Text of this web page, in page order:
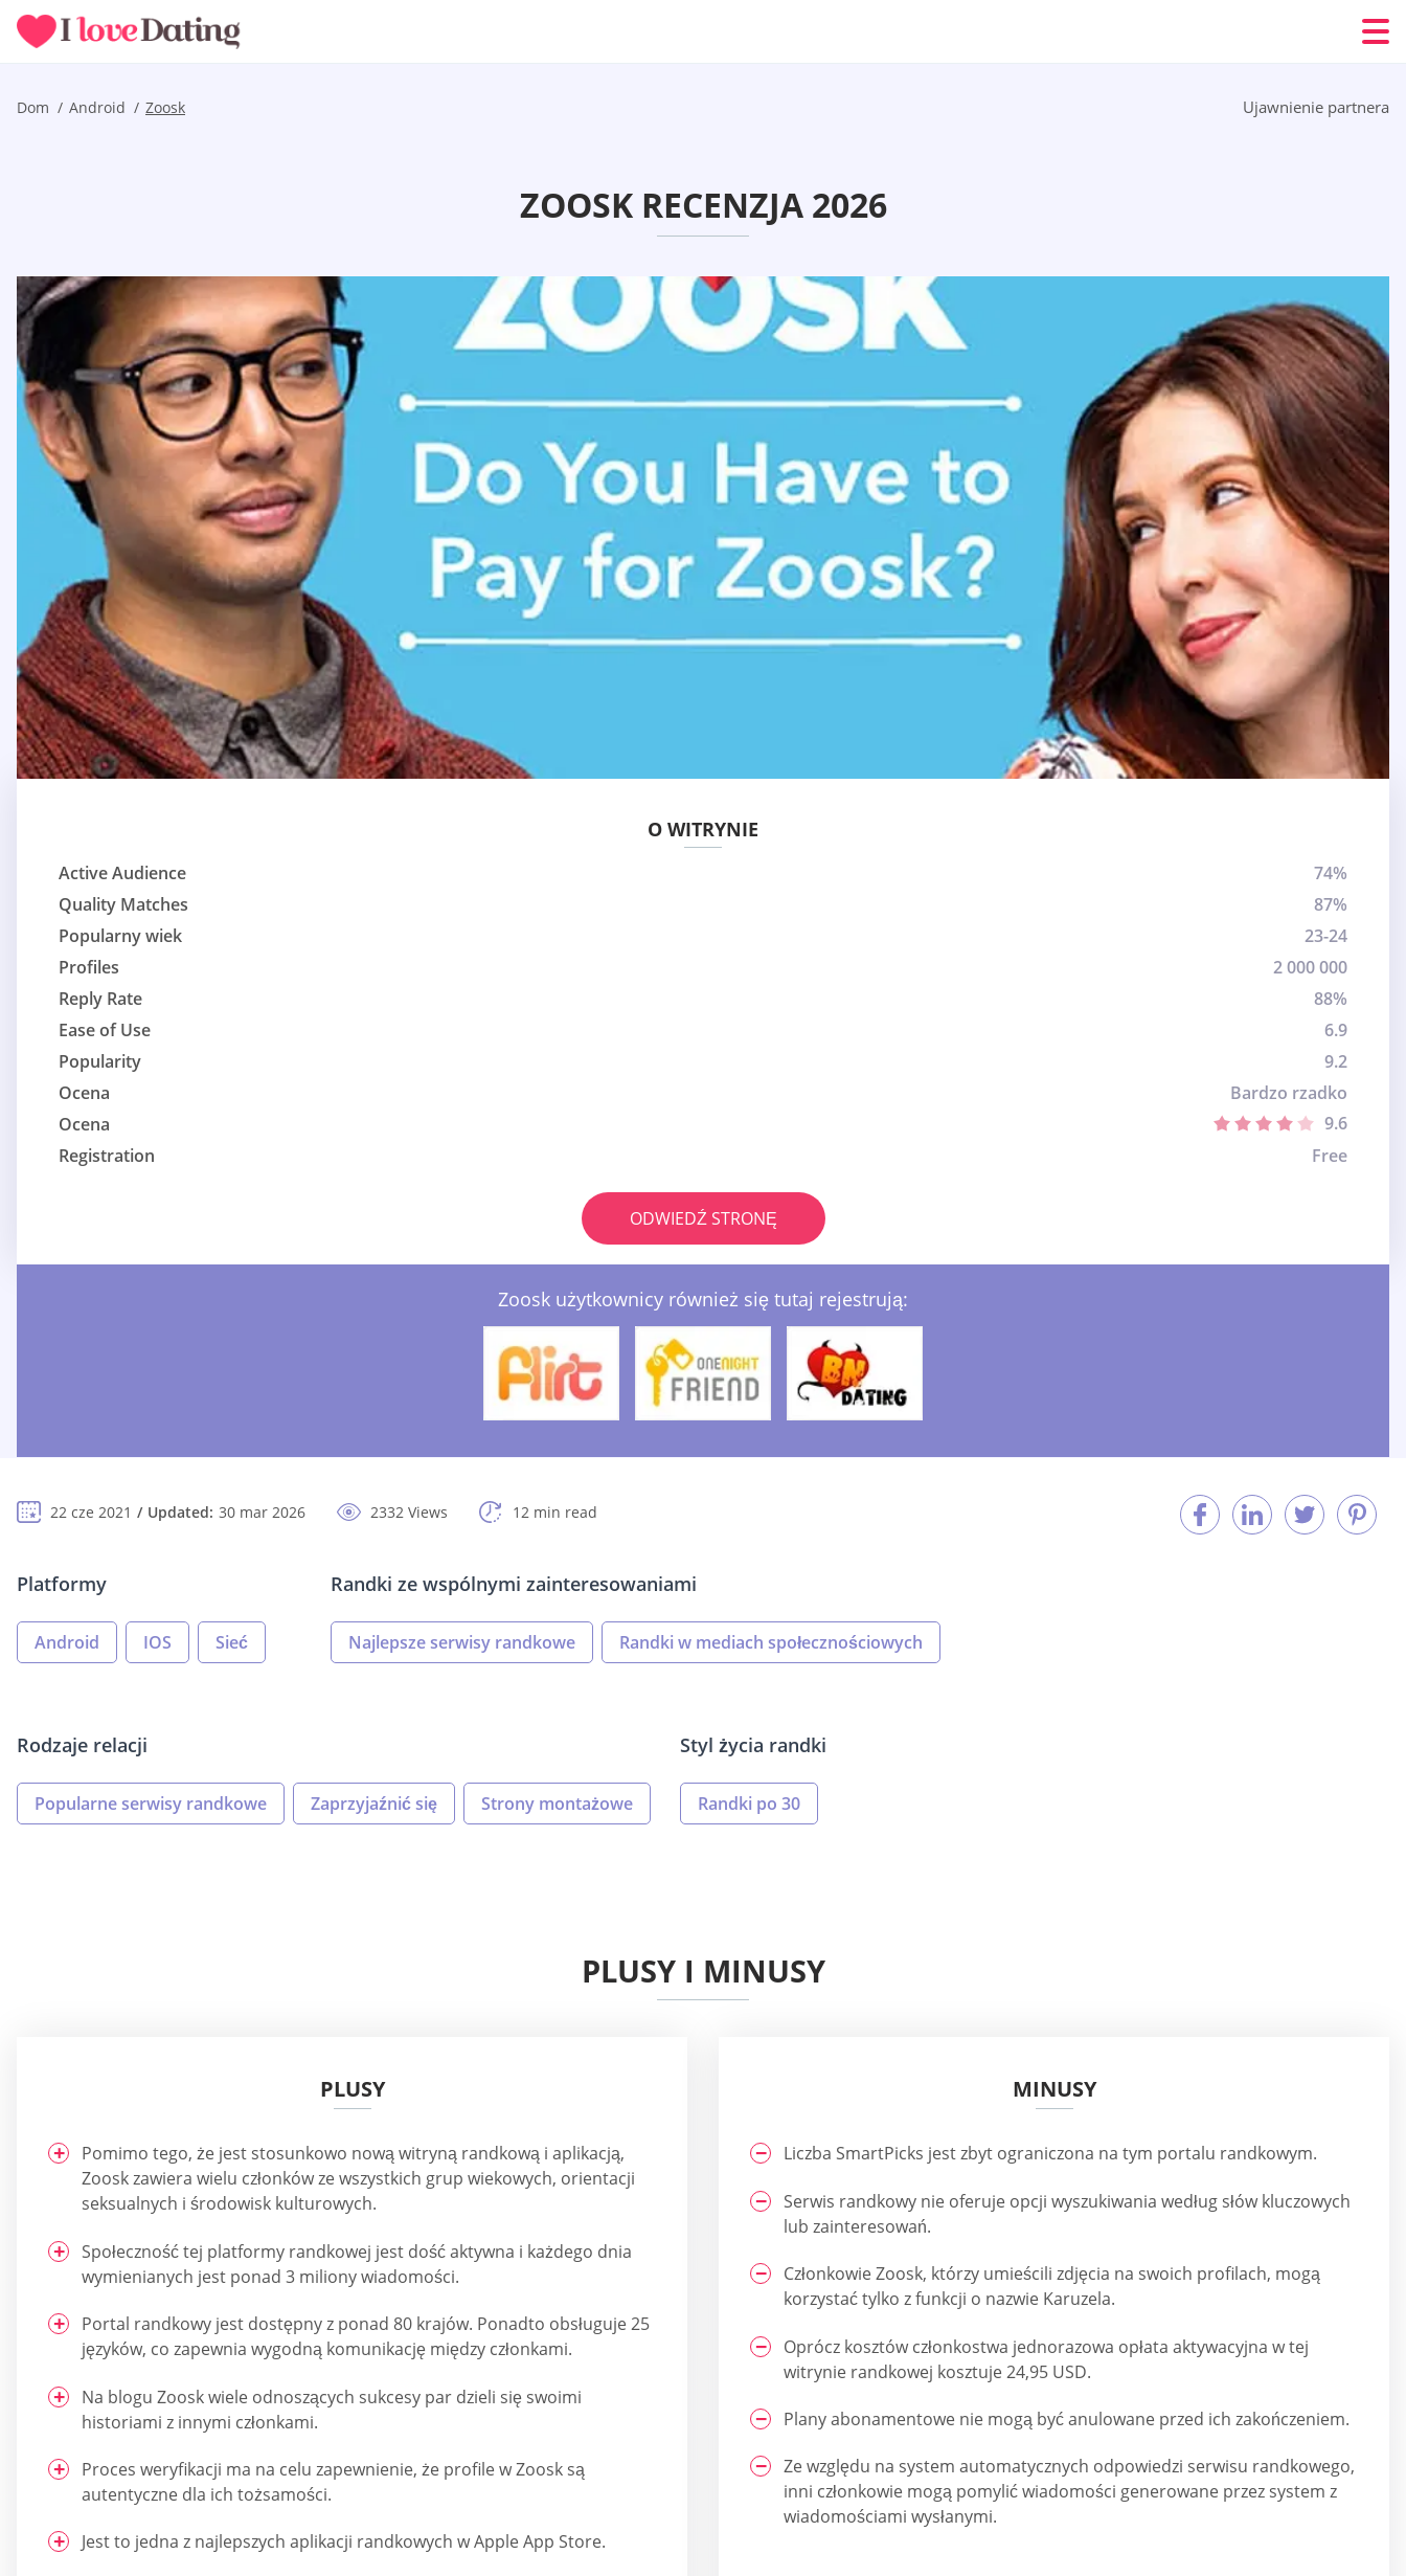
Dom Android Zoosk Ujawnienie partnera
ZOOSK RECENZJA 2026
O WITRYNIE
Active Audience
74%
Quality Matches
87%
Popularny wiek
23-24
Profiles
2 000 000
Reply Rate
88%
Ease of Use
6.9
Popularity
9.2
Ocena
Bardzo rzadko
Ocena
9.6
Registration
Free
ODWIEDŹ STRONĘ
Zoosk użytkownicy również się tutaj rejestrują:
22 cze 2021 Updated: 30 mar 2026 2332 Views 12 min read
Platformy
Android IOS Sieć
Randki ze wspólnymi zainteresowaniami
Najlepsze serwisy randkowe Randki w mediach społecznościowych
Rodzaje relacji
Popularne serwisy randkowe Zaprzyjaźnić się Strony montażowe
Styl życia randki
Randki po 30
PLUSY I MINUSY
PLUSY
Pomimo tego, że jest stosunkowo nową witryną randkową i aplikacją,
Zoosk zawiera wielu członków ze wszystkich grup wiekowych, orientacji
seksualnych i środowisk kulturowych.
Społeczność tej platformy randkowej jest dość aktywna i każdego dnia
wymienianych jest ponad 3 miliony wiadomości.
Portal randkowy jest dostępny z ponad 80 krajów. Ponadto obsługuje 25
języków, co zapewnia wygodną komunikację między członkami.
Na blogu Zoosk wiele odnoszących sukcesy par dzieli się swoimi
historiami z innymi członkami.
Proces weryfikacji ma na celu zapewnienie, że profile w Zoosk są
autentyczne dla ich tożsamości.
Jest to jedna z najlepszych aplikacji randkowych w Apple App Store.
MINUSY
Liczba SmartPicks jest zbyt ograniczona na tym portalu randkowym.
Serwis randkowy nie oferuje opcji wyszukiwania według słów kluczowych
lub zainteresowań.
Członkowie Zoosk, którzy umieścili zdjęcia na swoich profilach, mogą
korzystać tylko z funkcji o nazwie Karuzela.
Oprócz kosztów członkostwa jednorazowa opłata aktywacyjna w tej
witrynie randkowej kosztuje 24,95 USD.
Plany abonamentowe nie mogą być anulowane przed ich zakończeniem.
Ze względu na system automatycznych odpowiedzi serwisu randkowego,
inni członkowie mogą pomylić wiadomości generowane przez system z
wiadomościami wysłanymi.